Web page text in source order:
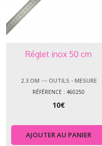
Réglet inox 50 cm
2.3.OM --- OUTILS - MESURE
RÉFÉRENCE : 460250
10€
AJOUTER AU PANIER